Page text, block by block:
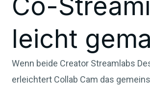
leicht
Wenn beide Creator Streamlabs
erleichtert Collab Cam das